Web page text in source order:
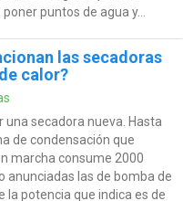
puntos de agua y...
las secadoras
calor?
una secadora nueva. Hasta
de condensación que
marcha consume 2000
anunciadas las de bomba de
la potencia que indica es de